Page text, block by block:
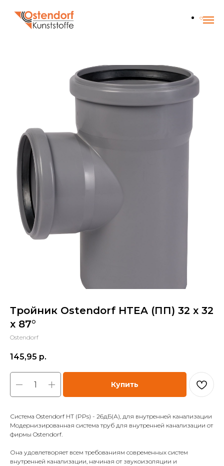
Тройник Ostendorf HTEA (ПП) 32 х 32
x 87°
Ostendorf
145,95 р.
Купить
Система Ostendorf HT (PPs) - 26дБ(А), для внутренней канализации
Модернизированная система труб для внутренней канализации от
фирмы Ostendorf.
Она удовлетворяет всем требованиям современных систем
внутренней канализации, начиная от звукоизоляции и